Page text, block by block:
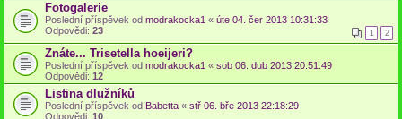
Fotogalerie
Poslední příspěvek od modrakocka1 « úte 04. čer 2013 10:31:33
Odpovědi: 23 1 2
Znáte... Trisetella hoeijeri?
Poslední příspěvek od modrakocka1 « sob 06. dub 2013 20:51:49
Odpovědi: 12
Listina dlužníků
Poslední příspěvek od Babetta « stř 06. bře 2013 22:18:29
Odpovědi: 10